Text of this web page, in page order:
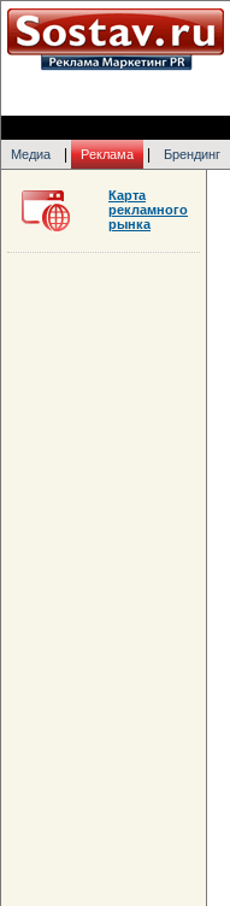
Медиа Реклама Брендинг
Карта
рекламного
рынка